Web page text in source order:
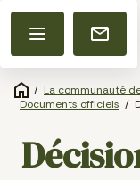
/ La communauté
Documents officiels /